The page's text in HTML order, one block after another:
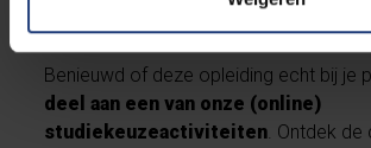
Benieuwd of deze opleiding echt bij je
deel aan een van onze (online)
studiekeuzeactiviteiten . Ontdek